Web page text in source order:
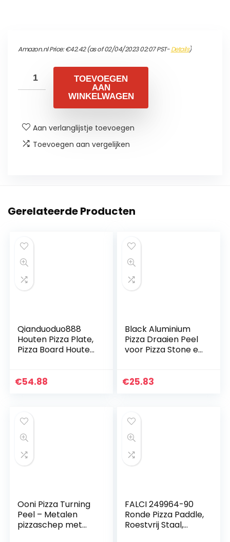
Amazon.nl Price:€42.42(as of 02/04/2023 02:07 PST-Details)
TOEVOEGEN
AAN
WINKELWAGEN
Aan verlanglijstje toevoegen
Toevoegen aan vergelijken
Gerelateerde Producten
Qianduoduo888
Houten Pizza Plate,
Pizza Board Houten
Afgeronde Hoeken
€54.88
Black Aluminium
Pizza Draaien Peel
voor Pizza Stone en
Accessoires – Pizza
€25.83
Ooni Pizza Turning
Peel – Metalen
pizzaschep met
FALCI 249964-90
Ronde Pizza Paddle,
Roestvrij Staal,